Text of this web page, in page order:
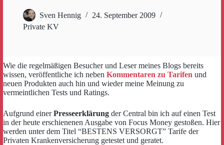
Sven Hennig
24. September 2009
Private KV
Wie die regelmäßigen Besucher und Leser meines Blogs bereits
wissen, veröffentliche ich neben Kommentaren zu Tarifen und
neuen Produkten auch hin und wieder meine Meinung zu
vermeintlichen Tests und Ratings.
Aufgrund einerPresseerklärung der Central bin ich auf einen Test
in der heute erschienenen Ausgabe von Focus Money gestoßen. Hier
werden unter dem Titel “BESTENS VERSORGT” Tarife der
Privaten Krankenversicherung getestet und geratet.